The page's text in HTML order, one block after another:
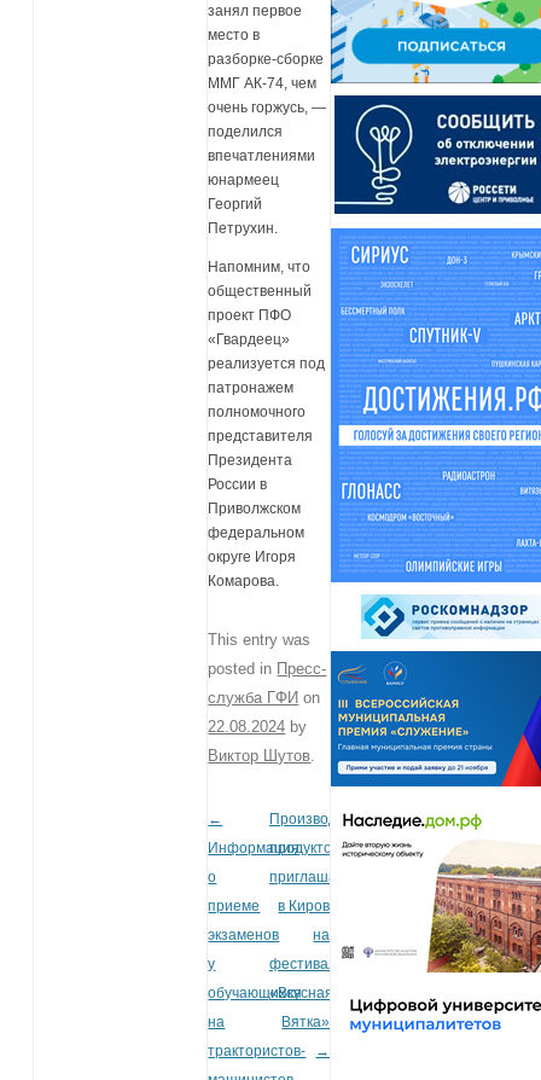
занял первое
место в
разборке-сборке
ММГ АК-74, чем
очень горжусь, —
поделился
впечатлениями
юнармеец
Георгий
Петрухин.
Напомним, что
общественный
проект ПФО
«Гвардеец»
реализуется под
патронажем
полномочного
представителя
Президента
России в
Приволжском
федеральном
округе Игоря
Комарова.
This entry was
posted in Пресс-
служба ГФИ on
22.08.2024 by
Виктор Шутов.
Post navigation
←
Информация
о
приеме
экзаменов
у
обучающихся
на
трактористов-
Производителей
продуктов
приглашают
в Киров
на
фестиваль
«Вкусная
Вятка»
→